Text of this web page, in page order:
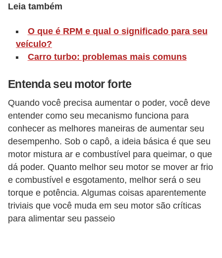
Leia também
O que é RPM e qual o significado para seu
veículo?
Carro turbo: problemas mais comuns
Entenda seu motor forte
Quando você precisa aumentar o poder, você deve
entender como seu mecanismo funciona para
conhecer as melhores maneiras de aumentar seu
desempenho. Sob o capô, a ideia básica é que seu
motor mistura ar e combustível para queimar, o que
dá poder. Quanto melhor seu motor se mover ar frio
e combustível e esgotamento, melhor será o seu
torque e potência. Algumas coisas aparentemente
triviais que você muda em seu motor são críticas
para alimentar seu passeio
C
r
s
p
o
p
u
l
a
r
e
s